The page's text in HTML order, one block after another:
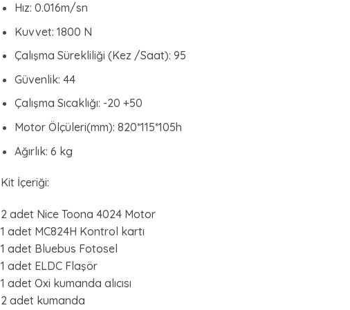
Hız: 0.016m/sn
Kuvvet: 1800 N
Çalışma Sürekliliği (Kez /Saat): 95
Güvenlik: 44
Çalışma Sıcaklığı: -20 +50
Motor Ölçüleri(mm): 820*115*105h
Ağırlık: 6 kg
Kit İçeriği:
2 adet Nice Toona 4024 Motor
1 adet MC824H Kontrol kartı
1 adet Bluebus Fotosel
1 adet ELDC Flaşör
1 adet Oxi kumanda alıcısı
2 adet kumanda